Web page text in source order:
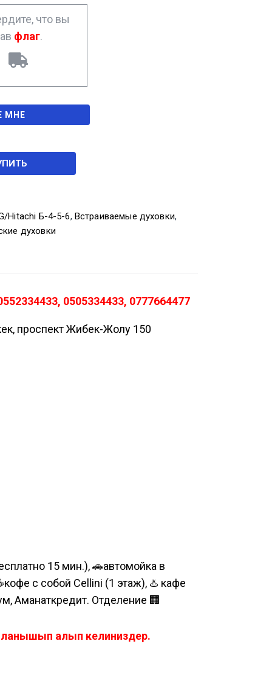
что вы
флаг.
Hitachi Б-4-5-6, Встраиваемые духовки,
духовки
0505334433, 0777664477
проспект Жибек-Жолу 150
15 мин.), 🚗автомойка в
с собой Cellini (1 этаж), ♨️ кафе
Аманаткредит. Отделение 🏢
алып келиниздер.